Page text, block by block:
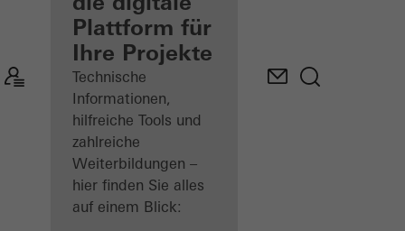
Mein
Arbeitsplatz
kennenlernen
Plattform für
Ihre Projekte
Technische
Informationen,
hilfreiche Tools und
zahlreiche
Weiterbildungen –
hier finden Sie alles
auf einem Blick: